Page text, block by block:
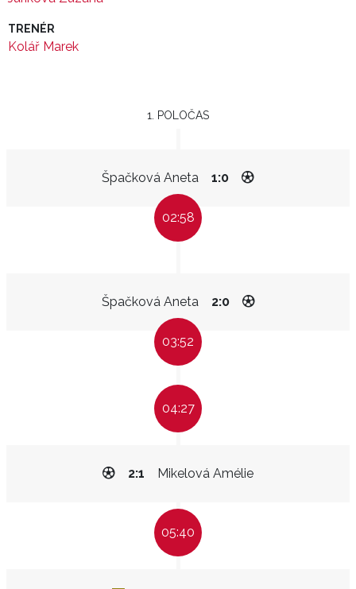
TRENÉR
Kolář Marek
1. POLOČAS
Špačková Aneta 1:0
02:58
Špačková Aneta 2:0
03:52
04:27
Mikelová Amélie
2:1
05:40